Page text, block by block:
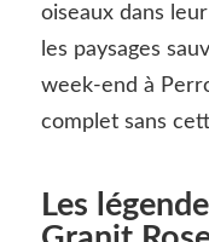
oiseaux dans
les paysages
week-end à
complet sans
Les